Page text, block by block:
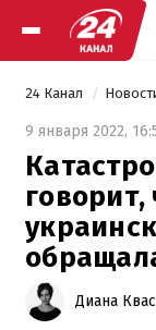
24 Канал
9 января 2022,
говорит,
Диана